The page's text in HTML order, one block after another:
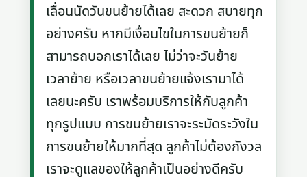
เลื่อนนัดวันขนย้ายได้เลย สะดวก สบายทุก
อย่างครับ หากมีเงื่อนไขในการขนย้ายก็
สามารถบอกเราได้เลย ไม่ว่าจะวันย้าย
เวลาย้าย หรือเวลาขนย้ายแจ้งเรามาได้
เลยนะครับ เราพร้อมบริการให้กับลูกค้า
ทุกรูปแบบ การขนย้ายเราจะระมัดระวังใน
การขนย้ายให้มากที่สุด ลูกค้าไม่ต้องกังวล
เราจะดูแลของให้ลูกค้าเป็นอย่างดีครับ